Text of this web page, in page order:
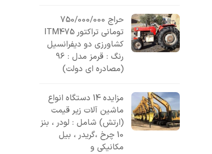
حراج 750/000/000
تومانی تراکتور ITM475
کشاورزی دو دیفرانسیل
رنگ : قرمز مدل : 96
(مصادره ای دولت)
مزایده 14 دستگاه انواع
ماشین آلات زیر قیمت
(ارتش) شامل : لودر ، بنز
10 چرخ ،گریدر ، بیل
مکانیکی و